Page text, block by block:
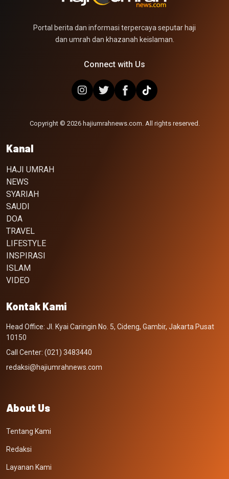
Portal berita dan informasi terpercaya seputar haji
dan umrah dan khazanah keislaman.
Connect with Us
Copyright © 2026 hajiumrahnews.com. All rights reserved.
Kanal
HAJI UMRAH
NEWS
SYARIAH
SAUDI
DOA
TRAVEL
LIFESTYLE
INSPIRASI
ISLAM
VIDEO
Kontak Kami
Head Office: Jl. Kyai Caringin No. 5, Cideng, Gambir, Jakarta Pusat
10150
Call Center: (021) 3483440
redaksi@hajiumrahnews.com
About Us
Tentang Kami
Redaksi
Layanan Kami